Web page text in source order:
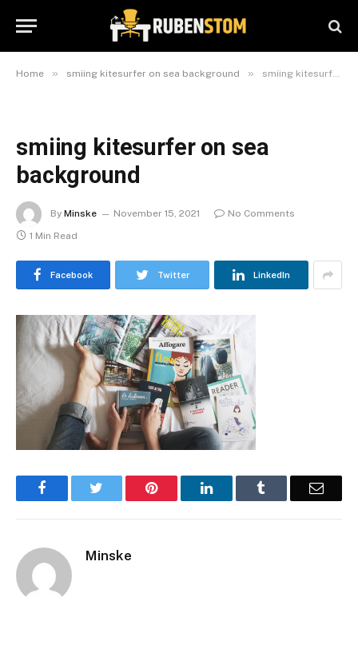
Home » smiing kitesurfer on sea background » smiing kitesurfer on sea background
smiing kitesurfer on sea
background
By Minske November 15, 2021
No Comments
1 Min Read
Facebook Twitter LinkedIn
Facebook Pinterest LinkedIn Email
Minske